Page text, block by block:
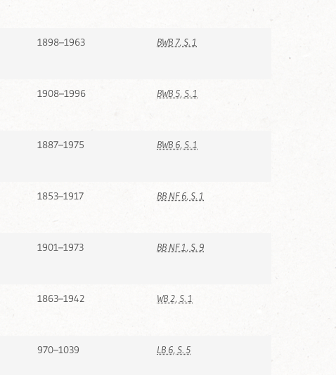
1898–1963 BWB 7, S. 1
1908–1996 BWB 5, S. 1
1887–1975 BWB 6, S. 1
1853–1917 BB NF 6, S. 1
1901–1973 BB NF 1, S. 9
1863–1942 WB 2, S. 1
970–1039 LB 6, S. 5